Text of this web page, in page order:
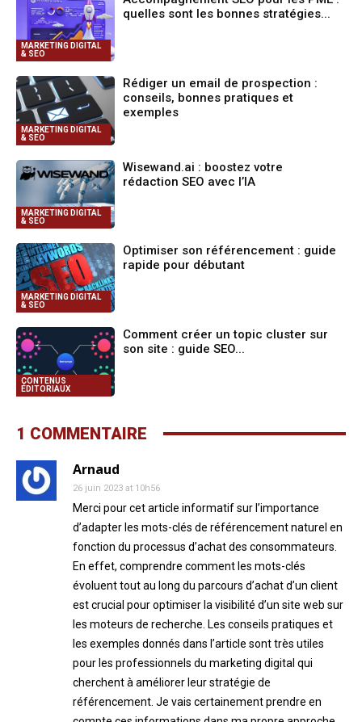
MARKETING DIGITAL
& SEO
quelles sont les bonnes stratégies...
MARKETING DIGITAL
& SEO
Rédiger un email de prospection :
conseils, bonnes pratiques et
exemples
MARKETING DIGITAL
& SEO
Wisewand.ai : boostez votre
rédaction SEO avec l’IA
MARKETING DIGITAL
& SEO
Optimiser son référencement : guide
rapide pour débutant
CONTENUS
ÉDITORIAUX
Comment créer un topic cluster sur
son site : guide SEO...
1 COMMENTAIRE
Arnaud
26 juin 2023 at 10h56
Merci pour cet article informatif sur l’importance
d’adapter les mots-clés de référencement naturel en
fonction du processus d’achat des consommateurs.
En effet, comprendre comment les mots-clés
évoluent tout au long du parcours d’achat d’un client
est crucial pour optimiser la visibilité d’un site web sur
les moteurs de recherche. Les conseils pratiques et
les exemples donnés dans l’article sont très utiles
pour les professionnels du marketing digital qui
cherchent à améliorer leur stratégie de
référencement. Je vais certainement prendre en